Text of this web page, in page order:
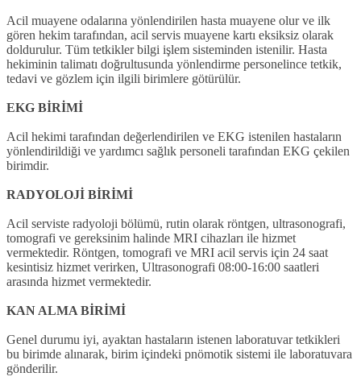
Acil muayene odalarına yönlendirilen hasta muayene olur ve ilk
gören hekim tarafından, acil servis muayene kartı eksiksiz olarak
doldurulur. Tüm tetkikler bilgi işlem sisteminden istenilir. Hasta
hekiminin talimatı doğrultusunda yönlendirme personelince tetkik,
tedavi ve gözlem için ilgili birimlere götürülür.
EKG BİRİMİ
Acil hekimi tarafından değerlendirilen ve EKG istenilen hastaların
yönlendirildiği ve yardımcı sağlık personeli tarafından EKG çekilen
birimdir.
RADYOLOJİ BİRİMİ
Acil serviste radyoloji bölümü, rutin olarak röntgen, ultrasonografi,
tomografi ve gereksinim halinde MRI cihazları ile hizmet
vermektedir. Röntgen, tomografi ve MRI acil servis için 24 saat
kesintisiz hizmet verirken, Ultrasonografi 08:00-16:00 saatleri
arasında hizmet vermektedir.
KAN ALMA BİRİMİ
Genel durumu iyi, ayaktan hastaların istenen laboratuvar tetkikleri
bu birimde alınarak, birim içindeki pnömotik sistemi ile laboratuvara
gönderilir.